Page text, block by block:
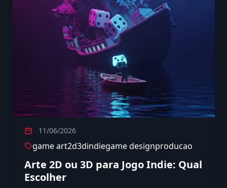
11/06/2026
game art2d3dindiegame designproducao
Arte 2D ou 3D para Jogo Indie: Qual
Escolher